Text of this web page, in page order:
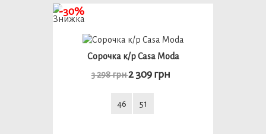
Сорочка к/р Casa Moda
3 298 грн2 309 грн
46 51
-30%